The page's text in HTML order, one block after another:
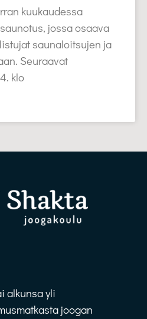
kuukaudessa
jossa osaava
saunaloitsujen ja
Seuraavat
klo
alkunsa yli
joogan